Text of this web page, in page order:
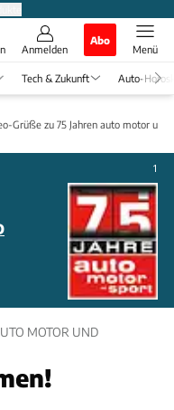
Anmelden
Abo
Menü
Tech & Zukunft Auto-
Grüße zu 75 Jahren auto motor und
1
MOTOR UND S